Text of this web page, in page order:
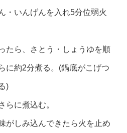
・いんげんを入れ5分位弱火
たら、さとう・しょうゆを順
に約2分煮る。(鍋底がこげつ
)
に煮込む。
がしみ込んできたら火を止め